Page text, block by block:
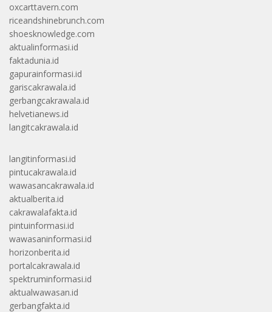
oxcarttavern.com
riceandshinebrunch.com
shoesknowledge.com
aktualinformasi.id
faktadunia.id
gapurainformasi.id
gariscakrawala.id
gerbangcakrawala.id
helvetianews.id
langitcakrawala.id
langitinformasi.id
pintucakrawala.id
wawasancakrawala.id
aktualberita.id
cakrawalafakta.id
pintuinformasi.id
wawasaninformasi.id
horizonberita.id
portalcakrawala.id
spektruminformasi.id
aktualwawasan.id
gerbangfakta.id